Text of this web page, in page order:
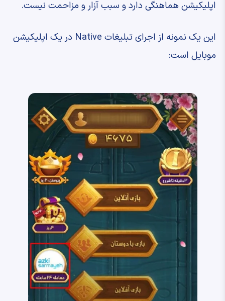
اپلیکیشن هماهنگی دارد و سبب آزار و مزاحمت نیست.
این یک نمونه از اجرای تبلیغات Native در یک اپلیکیشن
موبایل است: